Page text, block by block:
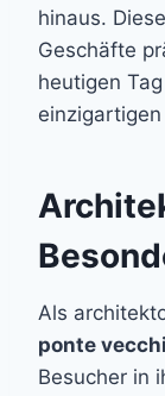
hinaus.
Geschäfte
heutigen
Als
ponte
Besucher in